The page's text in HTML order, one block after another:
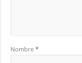
Nombre*